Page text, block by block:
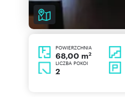
POWIERZCHNIA
68,00 m2
LICZBA POKOI
2